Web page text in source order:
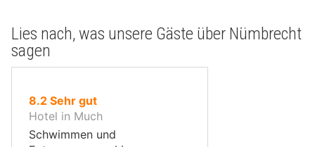
Lies nach, was unsere Gäste über Nümbrecht
sagen
8.2 von
10,
Sehr gut
Hotel in Much
Schwimmen und